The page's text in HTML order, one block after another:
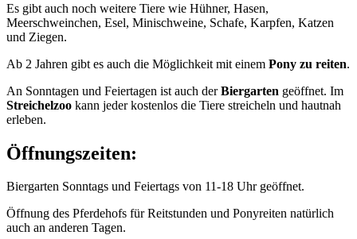
Es gibt auch noch weitere Tiere wie Hühner, Hasen,
Meerschweinchen, Esel, Minischweine, Schafe, Karpfen, Katzen
und Ziegen.
Ab 2 Jahren gibt es auch die Möglichkeit mit einem Pony zu reiten.
An Sonntagen und Feiertagen ist auch derBiergarten geöffnet. Im
Streichelzoo kann jeder kostenlos die Tiere streicheln und hautnah
erleben.
Öffnungszeiten:
Biergarten Sonntags und Feiertags von 11-18 Uhr geöffnet.
Öffnung des Pferdehofs für Reitstunden und Ponyreiten natürlich
auch an anderen Tagen.